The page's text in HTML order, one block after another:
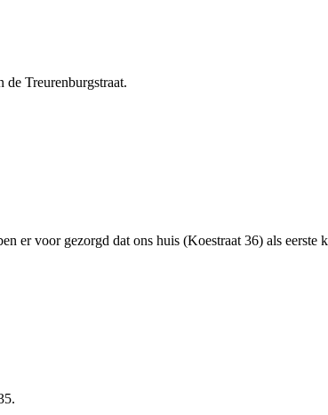
Treurenburgstraat.
er voor gezorgd dat ons huis (Koestraat 36) als eerste